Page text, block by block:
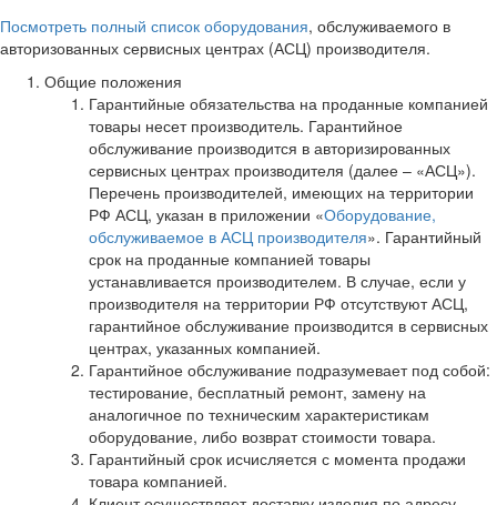
Посмотреть полный список оборудования, обслуживаемого в
авторизованных сервисных центрах (АСЦ) производителя.
Общие положения
Гарантийные обязательства на проданные компанией
товары несет производитель. Гарантийное
обслуживание производится в авторизированных
сервисных центрах производителя (далее – «АСЦ»).
Перечень производителей, имеющих на территории
РФ АСЦ, указан в приложении «Оборудование,
обслуживаемое в АСЦ производителя». Гарантийный
срок на проданные компанией товары
устанавливается производителем. В случае, если у
производителя на территории РФ отсутствуют АСЦ,
гарантийное обслуживание производится в сервисных
центрах, указанных компанией.
Гарантийное обслуживание подразумевает под собой:
тестирование, бесплатный ремонт, замену на
аналогичное по техническим характеристикам
оборудование, либо возврат стоимости товара.
Гарантийный срок исчисляется с момента продажи
товара компанией.